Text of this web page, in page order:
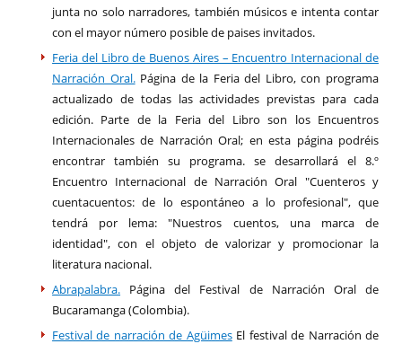
junta no solo narradores, también músicos e intenta contar
con el mayor número posible de paises invitados.
Feria del Libro de Buenos Aires – Encuentro Internacional de
Narración Oral.Página de la Feria del Libro, con programa
actualizado de todas las actividades previstas para cada
edición. Parte de la Feria del Libro son los Encuentros
Internacionales de Narración Oral; en esta página podréis
encontrar también su programa. se desarrollará el 8.º
Encuentro Internacional de Narración Oral "Cuenteros y
cuentacuentos: de lo espontáneo a lo profesional", que
tendrá por lema: "Nuestros cuentos, una marca de
identidad", con el objeto de valorizar y promocionar la
literatura nacional.
Abrapalabra. Página del Festival de Narración Oral de
Bucaramanga (Colombia).
Festival de narración de AgüimesEl festival de Narración de